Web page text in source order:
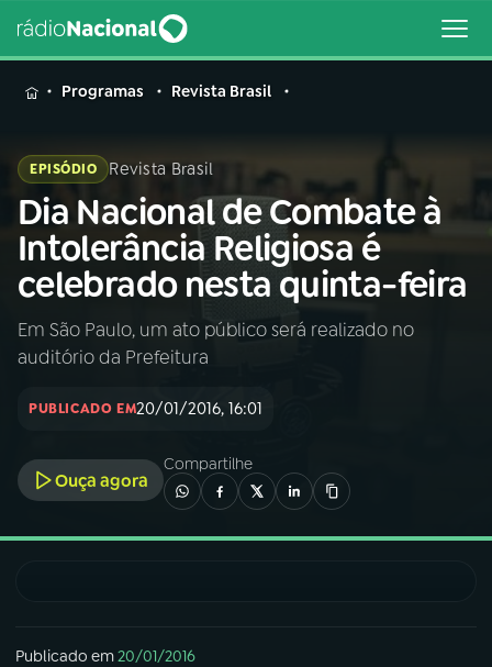
MENU
Buscar
na
Rádio
Nacional
Buscar
AO VIVO
INÍCIO
A RÁDIO
03PROGRAMAÇÃO
Programas Revista Brasil
EPISÓDIO Revista Brasil
Dia Nacional de Combate à
Intolerância Religiosa é
celebrado nesta quinta-feira
Em São Paulo, um ato público será realizado no
auditório da Prefeitura
PUBLICADO EM20/01/2016, 16:01
Ouça agora
Compartilhe
Publicado em20/01/2016